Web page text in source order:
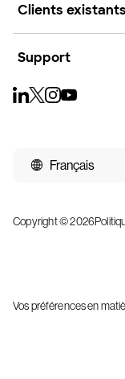
Clients existants
Support
Français
Copyright © 2026
Vos préférences en